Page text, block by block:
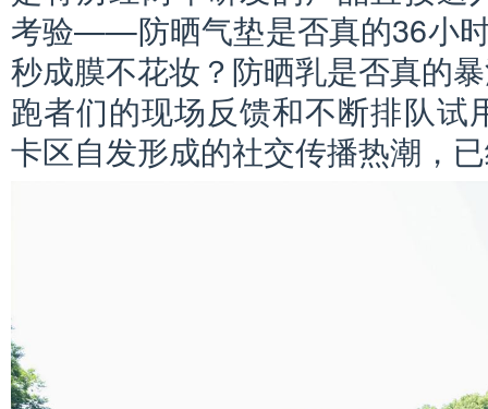
考验——防晒气垫是否真的36小
秒成膜不花妆？防晒乳是否真的
跑者们的现场反馈和不断排队试
卡区自发形成的社交传播热潮，